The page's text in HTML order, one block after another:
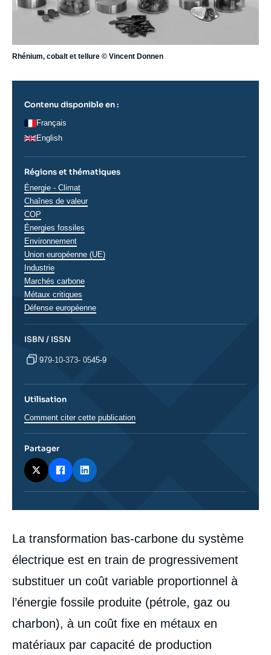
Rhénium, cobalt et tellure © Vincent Donnen
Corps
analyses
La transformation bas-carbone du système
électrique est en train de progressivement
substituer un coût variable proportionnel à
l’énergie fossile produite (pétrole, gaz ou
charbon), à un coût fixe en métaux en
matériaux par capacité de production
Contenu disponible en :
Français
English
Régions et thématiques
Thématiques
analyses
Énergie - Climat
Chaînes de valeur
COP
Énergies fossiles
Environnement
Union européenne (UE)
Industrie
Marchés carbone
Métaux critiques
Défense européenne
ISBN / ISSN
979-10-373- 0545-9
Utilisation
Comment citer cette publication
Partager